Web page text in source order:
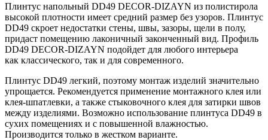
Плинтус напольный DD49 DECOR-DIZAYN из полистирола
высокой плотности имеет средний размер без узоров. Плинтус
DD49 скроет недостатки стены, швы, зазоры, щели в полу,
придаст помещению лаконичный законченный вид. Профиль
DD49 DECOR-DIZAYN подойдет для любого интерьера
как классического, так и для современного.
Плинтус DD49 легкий, поэтому монтаж изделий значительно
упрощается. Рекомендуется применение монтажного клея или
клея-шпатлевки, а также стыковочного клея для затирки швов
между изделиями. Возможно использование плинтуса DD49 в
сухих помещениях и с повышенной влажностью.
Производится только в жестком варианте.